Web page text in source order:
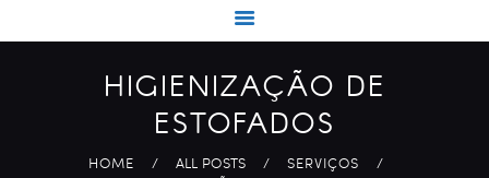
HIGIENIZAÇÃO DE
ESTOFADOS
HOME ALL POSTS
SERVIÇOS